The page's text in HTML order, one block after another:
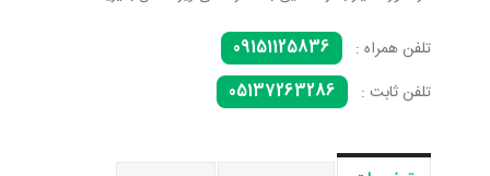
تلفن همراه :
09151125836
تلفن ثابت :
05137263286